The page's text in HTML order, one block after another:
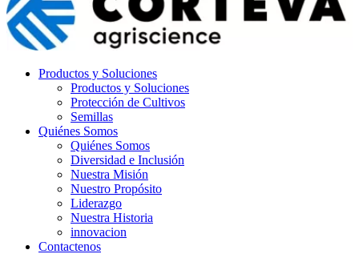
Productos y Soluciones
Productos y Soluciones
Protección de Cultivos
Semillas
Quiénes Somos
Quiénes Somos
Diversidad e Inclusión
Nuestra Misión
Nuestro Propósito
Liderazgo
Nuestra Historia
innovacion
Contactenos